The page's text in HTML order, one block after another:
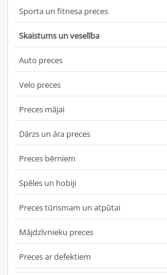
Sporta un fitnesa preces
Skaistums un veselība
Auto preces
Velo preces
Preces mājai
Dārzs un āra preces
Preces bērniem
Spēles un hobiji
Preces tūrismam un atpūtai
Mājdzīvnieku preces
Preces ar defektiem